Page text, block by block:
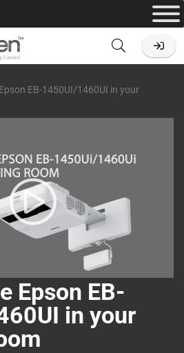
EB-1450UI/1460UI in your
Epson EB-
in your